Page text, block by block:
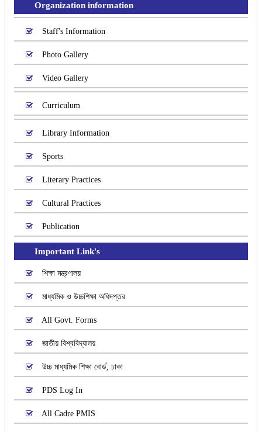
Organization information
Staff's Information
Photo Gallery
Video Gallery
Curriculum
Library Information
Sports
Literary Practices
Cultural Practices
Publication
Important Link's
শিক্ষা মন্ত্রণালয়
মাধ্যমিক ও উচ্চশিক্ষা অধিদপ্তর
All Govt. Forms
জাতীয় বিশ্ববিদ্যালয়
উচ্চ মাধ্যমিক শিক্ষা বোর্ড, ঢাকা
PDS Log In
All Cadre PMIS